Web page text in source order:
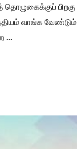
தொழுகைக்குப் பிறகு
வாங்க வேண்டும்
...